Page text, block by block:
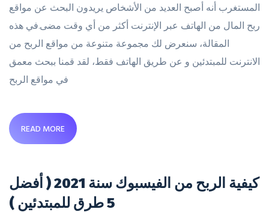
المستغرب أنه أصبح العديد من الأشخاص يريدون البحث عن مواقع
ربح المال من الهاتف عبر الإنترنت أكثر من أي وقت مضى.في هذه
المقالة، سنعرض لك مجموعة متنوعة من مواقع الربح من
الانترنت للمبتدئين و عن طريق الهاتف فقط، لقد قمنا ببحث معمق
في مواقع الربح
READ MORE
كيفية الربح من الفيسبوك سنة 2021 ( أفضل
5 طرق للمبتدئين )